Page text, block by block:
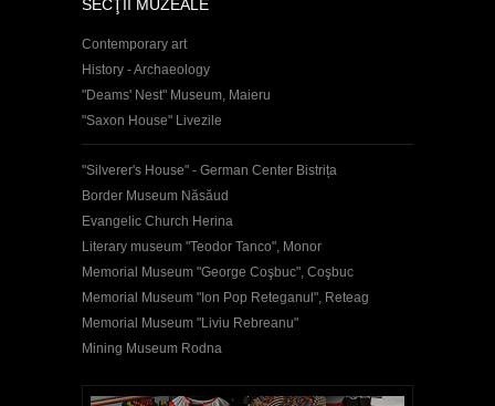
SECŢII MUZEALE
Contemporary art
History - Archaeology
"Deams' Nest" Museum, Maieru
"Saxon House" Livezile
"Silverer's House" - German Center Bistrița
Border Museum Năsăud
Evangelic Church Herina
Literary museum "Teodor Tanco", Monor
Memorial Museum "George Coşbuc", Coşbuc
Memorial Museum "Ion Pop Reteganul", Reteag
Memorial Museum "Liviu Rebreanu"
Mining Museum Rodna